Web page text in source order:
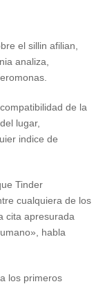
el silli­n afilian,
analiza,
de la
lugar,
indice de
Tinder
cualquiera de los
cita apresurada
habla
los primeros